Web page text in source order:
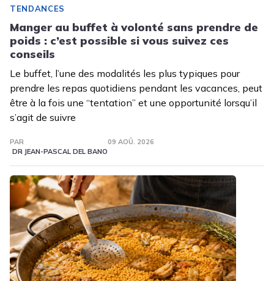
TENDANCES
Manger au buffet à volonté sans prendre de
poids : c’est possible si vous suivez ces
conseils
Le buffet, l’une des modalités les plus typiques pour
prendre les repas quotidiens pendant les vacances, peut
être à la fois une “tentation” et une opportunité lorsqu’il
s’agit de suivre
PAR
DR JEAN-PASCAL DEL BANO
09 AOÛ. 2026